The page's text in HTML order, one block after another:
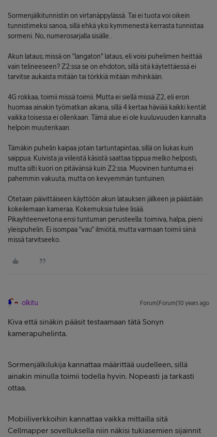
Sormenjälkitunnistin on virtanäppylässä. Tai ei tuota voi oikein
tunnistimeksi sanoa, sillä ehkä yksi kymmenestä kerrasta tunnistaa
sormeni. No, numerosarjalla sisälle..
Akun lataus; missä on "langaton" lataus, eli voisi puhelimen heittää
vain telineeseen? Z2:ssa se on ehdoton, sillä sitä käytettäessä ei
tarvitse aukaista mitään tai törkkiä mitään mihinkään.
4G rokkaa, toimii missä toimii. Mutta ei siellä missä Z2, eli eron
huomaa ainakin työmatkan aikana, sillä 4 kertaa häviää kaikki kentät
vaikka toisessa ei ollenkaan. Tämä alue ei ole kuuluvuuden kannalta
helpoin muutenkaan.
Tämäkin puhelin kaipaa jotain tartuntapintaa, sillä on liukas kuin
saippua. Kuivista ja viileistä käsistä saattaa tippua melko helposti,
mutta silti kuori on pitävänsä kuin Z2:ssa. Muovinen tuntuma ei
pahemmin vakuuta, mutta on kevyemmän tuntuinen.
Otetaan päivittäiseen käyttöön akun latauksen jälkeen ja päästään
kokeilemaan kameraa. Kokemuksia tulee lisää.
Pikayhteenvetona ensi tuntuman perusteella: toimiva, halpa, pieni
yleispuhelin. Ei isompaa "vau" ilmiötä, mutta varmaan toimii siinä
missä tarvitseeko.
olkitu Forum|Forum|10 years ago
Kiva että sinäkin pääsit testaamaan tätä Sonyn
kamerapuhelinta.
Sormenjälkilukija kannattaa määrittää uudelleen, sillä
ainakin minulla toimii todella hyvin. Nopeasti ja tarkasti
ottaa.
Mobiiliverkkoihin kannattaa vaikka mittailla sitä
Cellmapper sovelluksella niin näkisi tukiasemien sijainnit